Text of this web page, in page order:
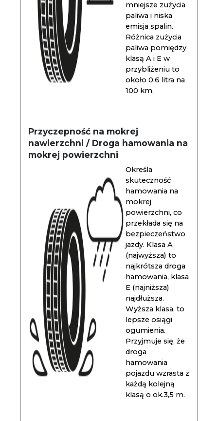
mniejsze zużycia
paliwa i niska
emisja spalin.
Różnica zużycia
paliwa pomiędzy
klasą A i E w
przybliżeniu to
około 0,6 litra na
100 km.
Przyczepność na mokrej
nawierzchni / Droga hamowania na
mokrej powierzchni
Określa
skuteczność
hamowania na
mokrej
powierzchni, co
przekłada się na
bezpieczeństwo
jazdy. Klasa A
(najwyższa) to
najkrótsza droga
hamowania, klasa
E (najniższa)
najdłuższa.
Wyższa klasa, to
lepsze osiągi
ogumienia.
Przyjmuje się, że
droga
hamowania
pojazdu wzrasta z
każdą kolejną
klasą o ok.3,5 m.